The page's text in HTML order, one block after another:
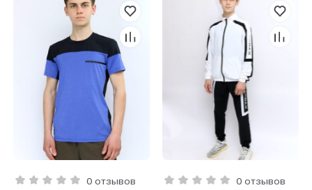
0 отзывов 0 отзывов